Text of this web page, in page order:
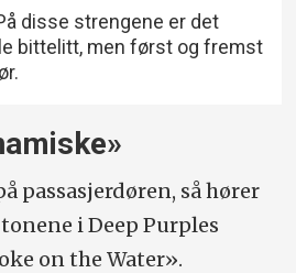
disse strengene er det
bittelitt, men først og fremst
passasjerdøren, så hører
i Deep Purples
on the Water».